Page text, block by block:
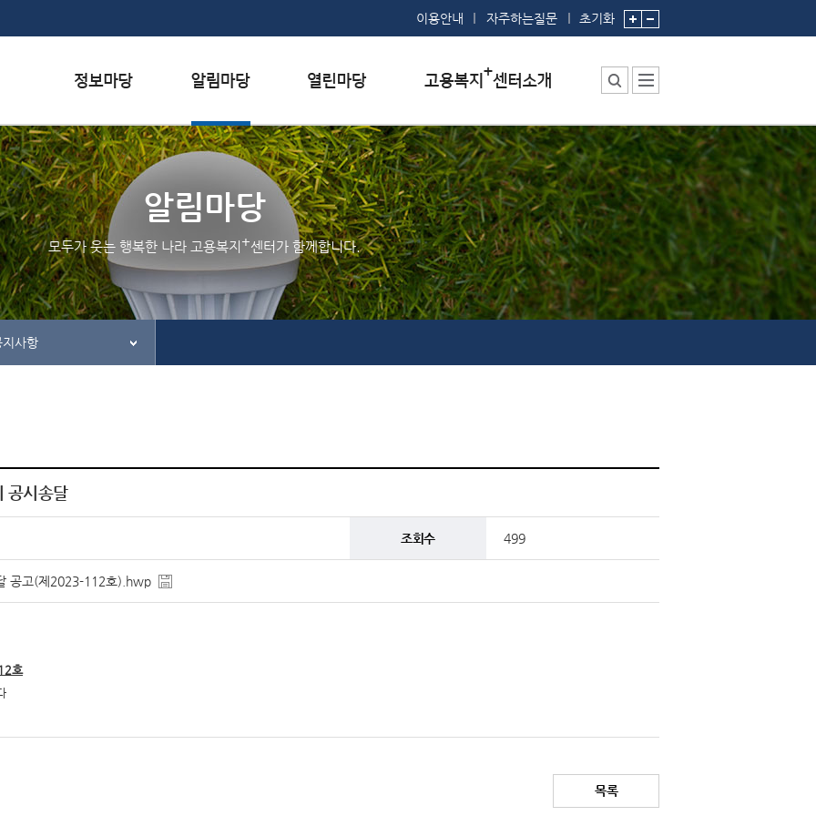
이용안내 자주하는질문 초기화
서식자료실
채용정보
인재정보
관련사이트
행사일정
공지사항
홍보/보도자료실
자주하는 질문
질문하기
칭찬하기
불친절 신고하기
센터소장 인사말
센터에서 하는 일
부서 및 직원소개
시설안내
찾아오시는 길
알림마당
모두가 웃는 행복한 나라 고용복지 +센터가 함께합니다.
지사항
공시송달
조회수 499
공고(제2023-112호).hwp
호
목록